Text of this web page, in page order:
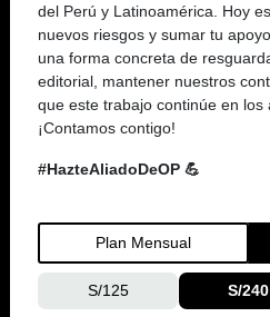
del Perú y Latinoamérica. Hoy
nuevos riesgos y sumar tu
una forma concreta de
editorial, mantener nuestros
que este trabajo continúe en los
¡Contamos contigo!
#HazteAliadoDeOP 💪
Plan Mensual
S/125 S/240